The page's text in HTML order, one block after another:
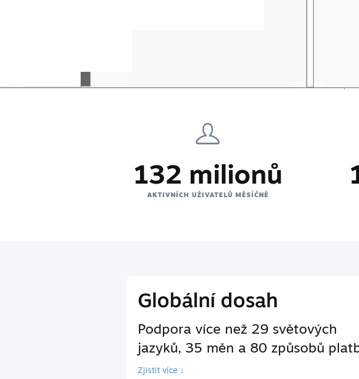
132 milionů
AKTIVNÍCH UŽIVATELŮ MĚSÍČNĚ
Globální dosah
Podpora více než 29 světových
jazyků, 35 měn a 80 způsobů
Zjistit více ↓